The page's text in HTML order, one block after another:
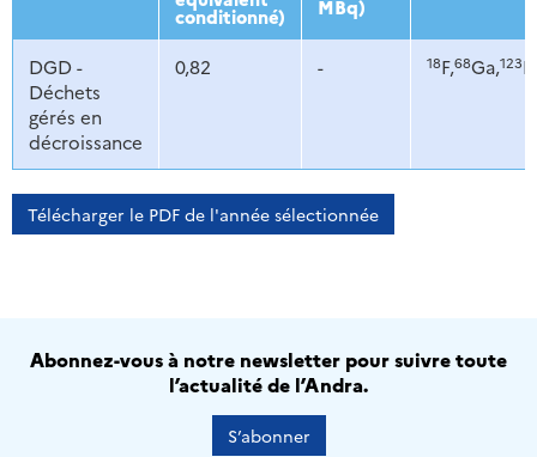
conditionné) MBq)
DGD -
Déchets
gérés en
décroissance
0,82 - 18F,68Ga,123I,
Télécharger le PDF de l'année sélectionnée
Abonnez-vous à notre newsletter pour suivre toute
l’actualité de l’Andra.
S’abonner